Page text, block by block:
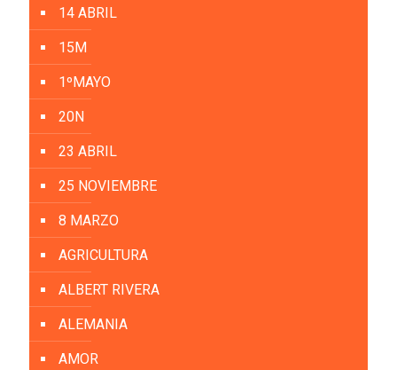
14 ABRIL
15M
1ºMAYO
20N
23 ABRIL
25 NOVIEMBRE
8 MARZO
AGRICULTURA
ALBERT RIVERA
ALEMANIA
AMOR